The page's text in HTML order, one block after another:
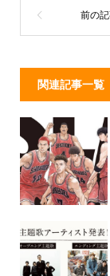
関連記事一覧